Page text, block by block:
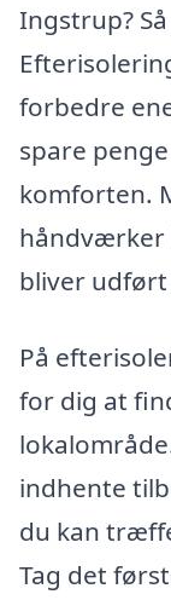
Ingstrup?
forbedre
spare
komforten.
håndværker
bliver
På
for dig at
indhente
du kan
Tag det